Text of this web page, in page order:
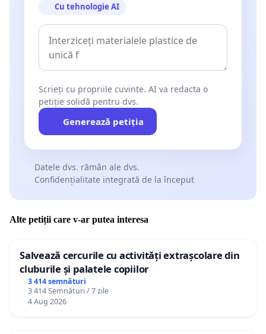
Cu tehnologie AI
Scrieți cu propriile cuvinte. AI va redacta o
petiție solidă pentru dvs.
Generează petiția
Datele dvs. rămân ale dvs.
Confidențialitate integrată de la început
Alte petiții care v-ar putea interesa
Salvează cercurile cu activități extrașcolare din
cluburile și palatele copiilor
3 414 semnături
3 414 Semnături / 7 zile
4 Aug 2026